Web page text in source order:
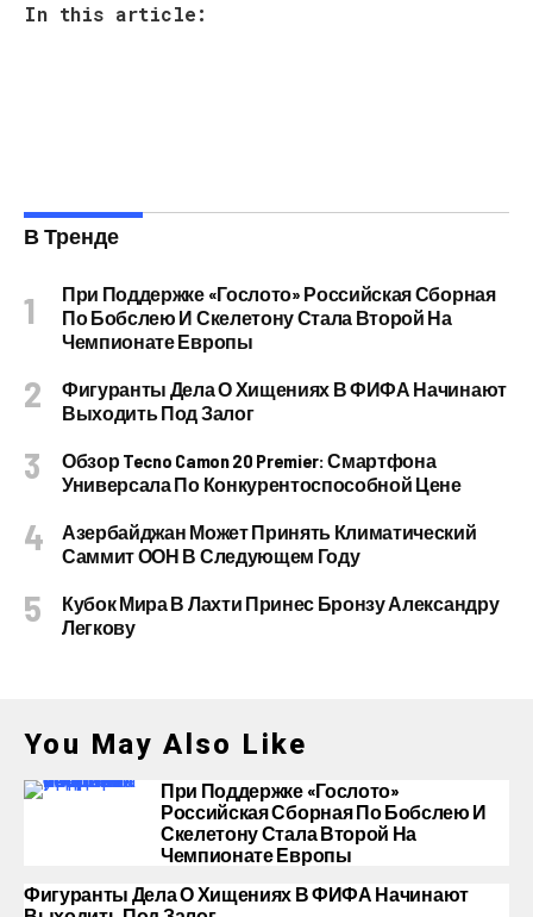
In this article:
В Тренде
При Поддержке «Гослото» Российская Сборная
По Бобслею И Скелетону Стала Второй На
Чемпионате Европы
Фигуранты Дела О Хищениях В ФИФА Начинают
Выходить Под Залог
Обзор Tecno Camon 20 Premier: Смартфона
Универсала По Конкурентоспособной Цене
Азербайджан Может Принять Климатический
Саммит ООН В Следующем Году
Кубок Мира В Лахти Принес Бронзу Александру
Легкову
You May Also Like
При Поддержке «Гослото»
Российская Сборная По Бобслею И
Скелетону Стала Второй На
Чемпионате Европы
Фигуранты Дела О Хищениях В ФИФА Начинают